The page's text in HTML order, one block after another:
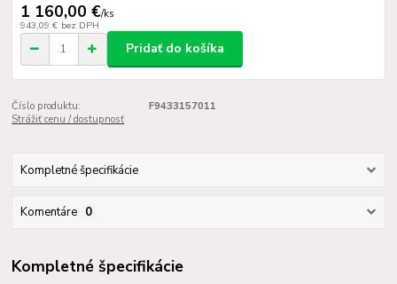
1 160,00 €/ks
943,09 € bez DPH
Pridať do košíka
Číslo produktu:
F9433157011
Strážiť cenu / dostupnosť
Kompletné špecifikácie
Komentáre 0
Kompletné špecifikácie